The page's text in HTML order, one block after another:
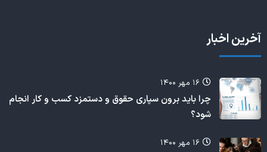
آخرین اخبار
۱۶ مهر ۱۴۰۰
چرا باید برون سپاری حقوق و دستمزد کسب و کار انجام
شود؟
۱۶ مهر ۱۴۰۰